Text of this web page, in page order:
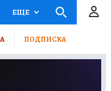
ЕЩЕ
ПОДПИСКА